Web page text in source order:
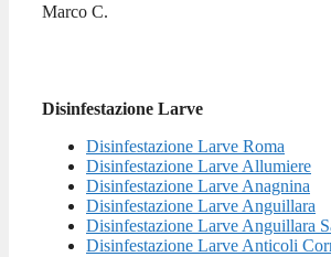
Marco C.
Disinfestazione Larve
Disinfestazione Larve Roma
Disinfestazione Larve Allumiere
Disinfestazione Larve Anagnina
Disinfestazione Larve Anguillara
Disinfestazione Larve Anguillara
Disinfestazione Larve Anticoli